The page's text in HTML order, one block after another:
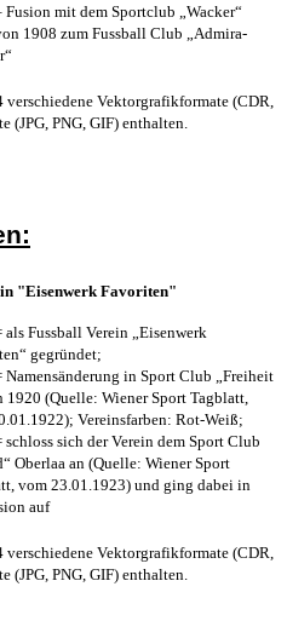
Fusion mit dem Sportclub „Wacker“
1908 zum Fussball Club „Admira-
Vektorgrafikformate (CDR,
(JPG, PNG, GIF) enthalten.
"Eisenwerk Favoriten"
als Fussball Verein „Eisenwerk
gegründet;
Namensänderung in Sport Club „Freiheit
1920 (Quelle: Wiener Sport Tagblatt,
Vereinsfarben: Rot-Weiß;
schloss sich der Verein dem Sport Club
Oberlaa an (Quelle: Wiener Sport
vom 23.01.1923) und ging dabei in
auf
Vektorgrafikformate (CDR,
(JPG, PNG, GIF) enthalten.